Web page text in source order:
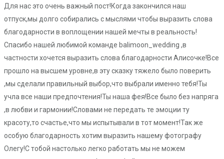
Для нас это очень важный пост!Когда закончился наш
отпуск,мы долго собирались с мыслями чтобы выразить слова
благодарности в воплощении нашей мечты в реальность!
Спасибо нашей любимой команде balimoon_wedding ,в
частности хочется выразить слова благодарности Алисочке!Все
прошло на высшем уровне,в эту сказку тяжело было поверить
,мы сделали правильный выбор,что выбрали именно тебя!Ты
учла все наши предпочтения!Ты наша фея!Все было без напряга
,в любви и гармонии!Словами не передать те эмоции ту
красоту,то счастье,что мы испытывали в тот момент!Так же
особую благодарность хотим выразить нашему фотографу
Олегу!С тобой настолько легко работать мы не можем